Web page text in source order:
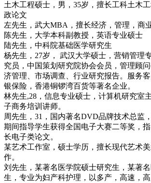
土木工程硕士，男，35岁，擅长工科土木
政论文
左先生，武大MBA，擅长经济，管理，商
陈先生，大学本科副教授，英语专业硕士
陆先生，中科院基础医学研究生
杨先生，27岁， 武汉大学硕士，营销管理
究员，中国策划研究院协会会员，管理顾
济管理、市场调查、行业研究报告。服务
银保险，香港铜锣湾百货等著名企业。
林先生,28，信息专业硕士，计算机研究室
子商务培训讲师。
周先生，31，国内著名DVD品牌技术总监
期间指导学生获得全国电子大赛二等奖，
长电子类论文。
某艺术工作室，硕士学历，擅长现代艺术
作。
刘先生，某著名医学院硕士研究生，某著
生，专业为妇产科护理，以多产，高速，高